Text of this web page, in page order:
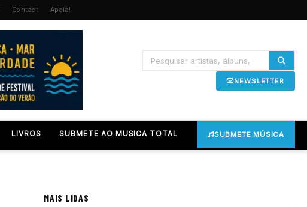
Contact Apoia!
NEWSLETTER
LIVROS SUBMETE AO MUSICA TOTAL SUBMETE MÚSICA
MAIS LIDAS